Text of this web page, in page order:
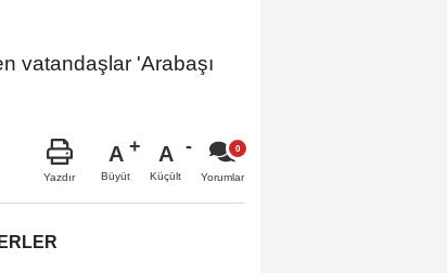
vatandaşlar 'Arabaşı
Yazdır
A
Büyüt
A
Küçült Yorumlar